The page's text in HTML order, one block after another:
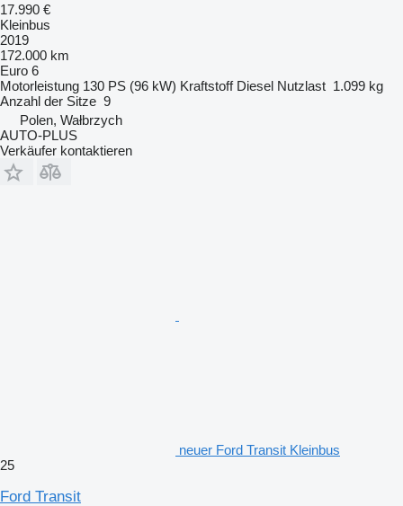
17.990 €
Kleinbus
2019
172.000 km
Euro 6
Motorleistung 130 PS (96 kW) Kraftstoff Diesel Nutzlast 1.099 kg
Anzahl der Sitze 9
Polen, Wałbrzych
AUTO-PLUS
Verkäufer kontaktieren
neuer Ford Transit Kleinbus
25
Ford Transit